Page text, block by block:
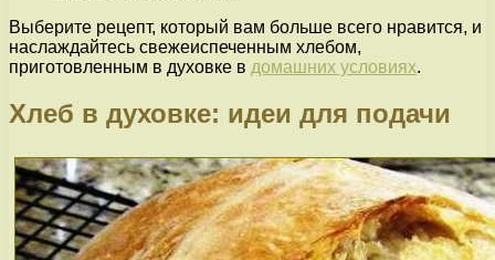
Выберите рецепт, который вам больше всего нравится, и
наслаждайтесь свежеиспеченным хлебом,
приготовленным в духовке в домашних условиях.
Хлеб в духовке: идеи для подачи